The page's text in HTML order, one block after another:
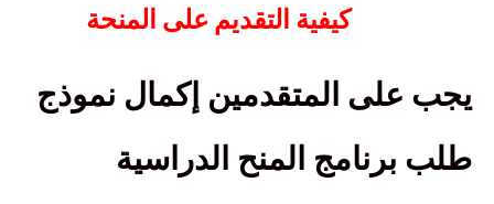
كيفية التقديم على المنحة
يجب على المتقدمين إكمال نموذج
طلب برنامج المنح الدراسية